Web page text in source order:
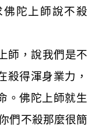
陀上師說不殺
師，說我們是不
殺得渾身業力，
。佛陀上師就生
們不殺那麼很簡